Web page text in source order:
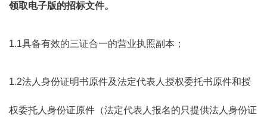
领取电子版的招标文件。
1.1具备有效的三证合一的营业执照副本；
1.2法人身份证明书原件及法定代表人授权委托书原件和授
权委托人身份证原件（法定代表人报名的只提供法人身份证